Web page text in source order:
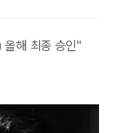
올해 최종 승인"